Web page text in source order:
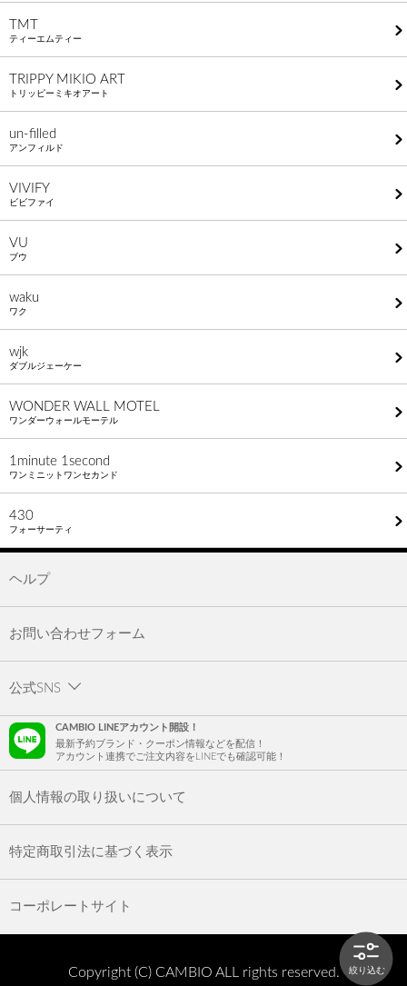
TMT
ティーエムティー
TRIPPY MIKIO ART
トリッピーミキオアート
un-filled
アンフィルド
VIVIFY
ビビファイ
VU
ブウ
waku
ワク
wjk
ダブルジェーケー
WONDER WALL MOTEL
ワンダーウォールモーテル
1minute​ 1second
ワンミニットワンセカンド
430
フォーサーティ
ヘルプ
お問い合わせフォーム
公式SNS
CAMBIO LINEアカウント開設！
最新予約ブランド・クーポン情報などを配信！
アカウント連携でご注文内容をLINEでも確認可能！
個人情報の取り扱いについて
特定商取引法に基づく表示
コーポレートサイト
Copyright (C) CAMBIO ALL rights reserved.